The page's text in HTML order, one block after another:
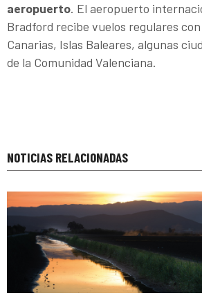
aeropuerto. El aeropuerto
Bradford recibe vuelos regulares
Canarias, Islas Baleares, algunas
de la Comunidad Valenciana.
NOTICIAS RELACIONADAS